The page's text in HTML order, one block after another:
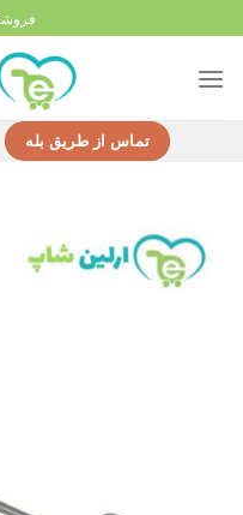
to
content
تماس از طریق بله